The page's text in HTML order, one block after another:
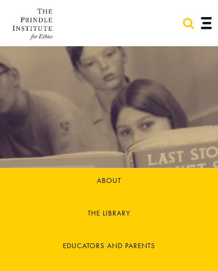
ABOUT
THE LIBRARY
EDUCATORS AND PARENTS
MENU